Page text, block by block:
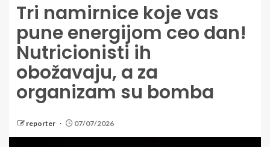
Tri namirnice koje vas
pune energijom ceo dan!
Nutricionisti ih
obožavaju, a za
organizam su bomba
reporter 07/07/2026